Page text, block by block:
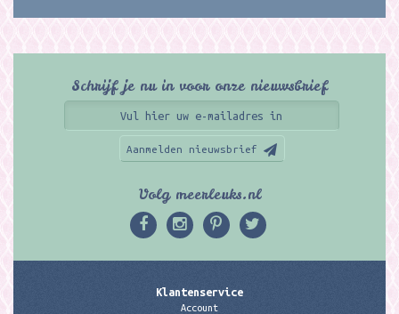
Schrijf je nu in voor onze nieuwsbrief
Aanmelden nieuwsbrief
Volg meerleuks.nl
Klantenservice
Account